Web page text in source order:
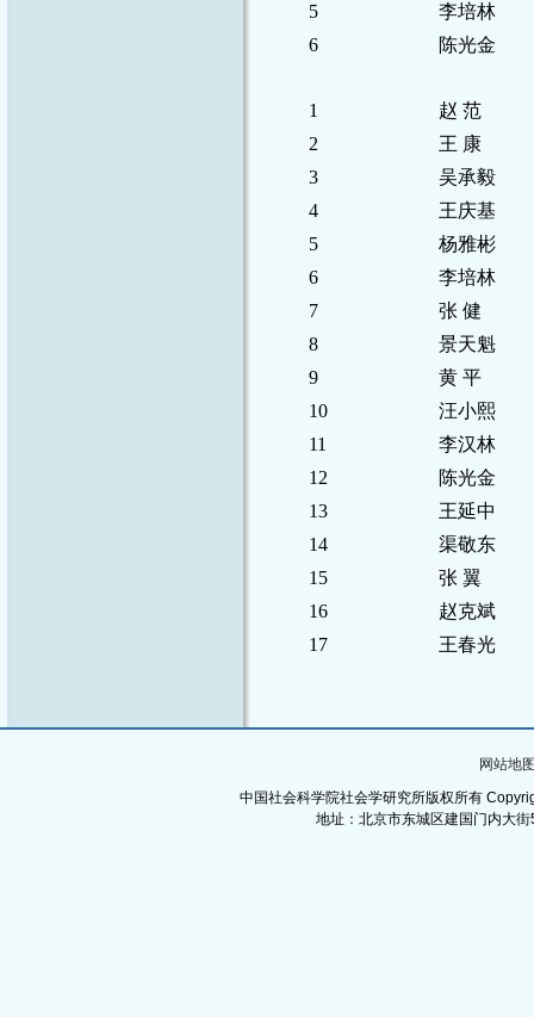
5
李培林
6
陈光金
1
赵 范
2
王 康
3
吴承毅
4
王庆基
5
杨雅彬
6
李培林
7
张 健
8
景天魁
9
黄 平
10
汪小熙
11
李汉林
12
陈光金
13
王延中
14
渠敬东
15
张 翼
16
赵克斌
17
王春光
网站地
中国社会科学院社会学研究所版权所有
地址：北京市东城区建国门内